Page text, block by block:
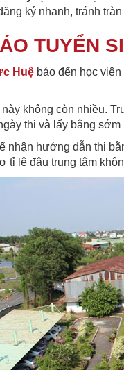
ký nhanh, tránh
TUYỂN
Huệ báo đến học
không còn nhiều.
thi và lấy bằng sớm
nhận hướng dẫn thi
tỉ lệ đậu trung tâm